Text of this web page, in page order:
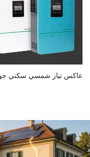
عاكس تيار شمسي سكني